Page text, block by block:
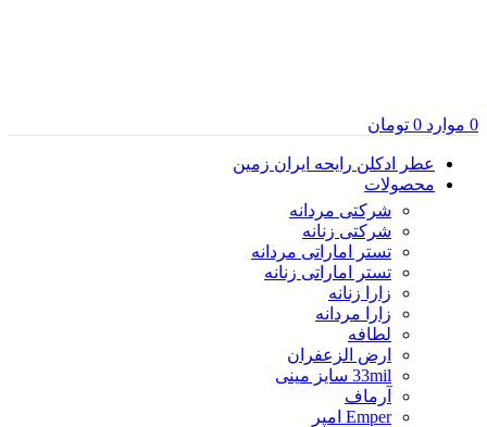
0 موارد 0 تومان
عطر ادکلن رایحه ایران زمین
محصولات
شرکتی مردانه
شرکتی زنانه
تستر اماراتی مردانه
تستر اماراتی زنانه
زارا زنانه
زارا مردانه
لطافه
ارض الزعفران
33mil سایز مینی
آرماف
Emper امپر